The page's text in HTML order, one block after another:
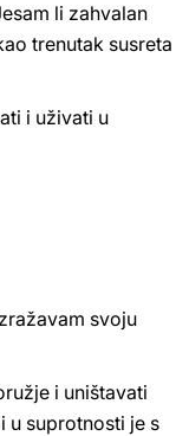
li zahvalan
trenutak susreta
i uživati ​​u
svoju
i uništavati
u suprotnosti je s